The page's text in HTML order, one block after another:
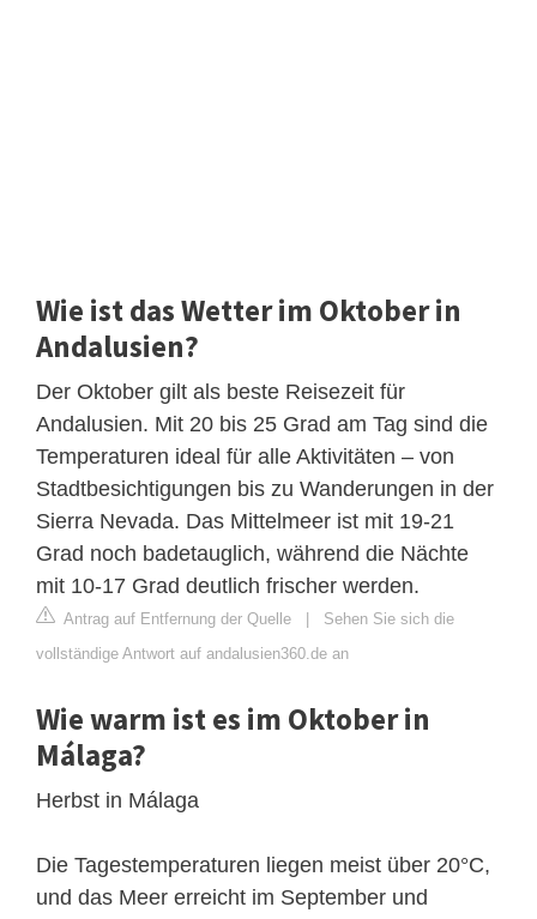
Wie ist das Wetter im Oktober in
Andalusien?
Der Oktober gilt als beste Reisezeit für
Andalusien. Mit 20 bis 25 Grad am Tag sind die
Temperaturen ideal für alle Aktivitäten – von
Stadtbesichtigungen bis zu Wanderungen in der
Sierra Nevada. Das Mittelmeer ist mit 19-21
Grad noch badetauglich, während die Nächte
mit 10-17 Grad deutlich frischer werden.
Antrag auf Entfernung der Quelle | Sehen Sie sich die
vollständige Antwort auf andalusien360.de an
Wie warm ist es im Oktober in
Málaga?
Herbst in Málaga
Die Tagestemperaturen liegen meist über 20°C,
und das Meer erreicht im September und